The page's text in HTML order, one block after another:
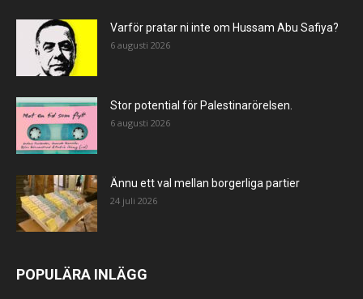
Varför pratar ni inte om Hussam Abu Safiya?
6 augusti 2026
Stor potential för Palestinarörelsen.
6 augusti 2026
Ännu ett val mellan borgerliga partier
24 juli 2026
POPULÄRA INLÄGG